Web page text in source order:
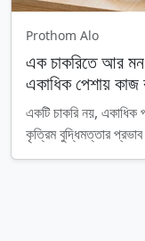
Prothom Alo
এক চাকরিতে আর মন
একাধিক পেশায় কাজ
একটি চাকরি নয়,
কৃত্রিম বুদ্ধিমত্তার